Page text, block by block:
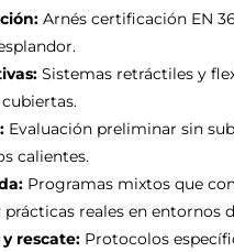
Arnés certificación EN
Sistemas retráctiles y
Evaluación preliminar sin
calientes.
Programas mixtos que
reales en entornos
rescate: Protocolos